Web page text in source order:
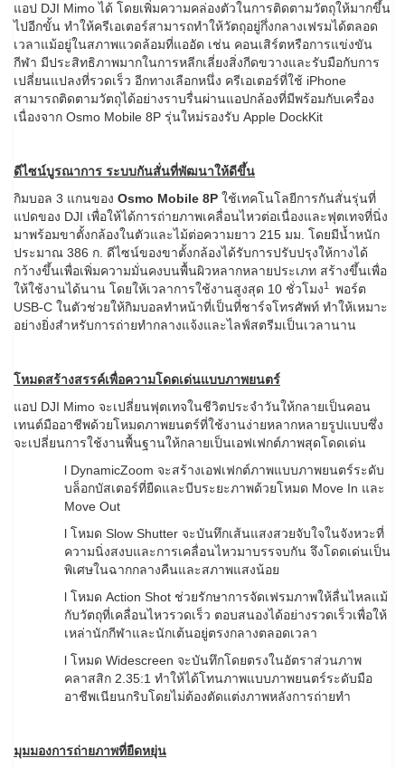
แอป DJI Mimo ได้ โดยเพิ่มความคล่องตัวในการติดตามวัตถุให้มากขึ้น
ไปอีกขั้น ทำให้ครีเอเตอร์สามารถทำให้วัตถุอยู่กึ่งกลางเฟรมได้ตลอด
เวลาแม้อยู่ในสภาพแวดล้อมที่แออัด เช่น คอนเสิร์ตหรือการแข่งขัน
กีฬา มีประสิทธิภาพมากในการหลีกเลี่ยงสิ่งกีดขวางและรับมือกับการ
เปลี่ยนแปลงที่รวดเร็ว อีกทางเลือกหนึ่ง ครีเอเตอร์ที่ใช้ iPhone
สามารถติดตามวัตถุได้อย่างราบรื่นผ่านแอปกล้องที่มีพร้อมกับเครื่อง
เนื่องจาก Osmo Mobile 8P รุ่นใหม่รองรับ Apple DockKit
ดีไซน์บูรณาการ ระบบกันสั่นที่พัฒนาให้ดีขึ้น
กิมบอล 3 แกนของ Osmo Mobile 8P ใช้เทคโนโลยีการกันสั่นรุ่นที่
แปดของ DJI เพื่อให้ได้การถ่ายภาพเคลื่อนไหวต่อเนื่องและฟุตเทจที่นิ่ง
มาพร้อมขาตั้งกล้องในตัวและไม้ต่อความยาว 215 มม. โดยมีน้ำหนัก
ประมาณ 386 ก. ดีไซน์ของขาตั้งกล้องได้รับการปรับปรุงให้กางได้
กว้างขึ้นเพื่อเพิ่มความมั่นคงบนพื้นผิวหลากหลายประเภท สร้างขึ้นเพื่อ
ให้ใช้งานได้นาน โดยให้เวลาการใช้งานสูงสุด 10 ชั่วโมง1
พอร์ต
USB-C ในตัวช่วยให้กิมบอลทำหน้าที่เป็นที่ชาร์จโทรศัพท์ ทำให้เหมาะ
อย่างยิ่งสำหรับการถ่ายทำกลางแจ้งและไลฟ์สตรีมเป็นเวลานาน
โหมดสร้างสรรค์เพื่อความโดดเด่นแบบภาพยนตร์
แอป DJI Mimo จะเปลี่ยนฟุตเทจในชีวิตประจำวันให้กลายเป็นคอน
เทนต์มืออาชีพด้วยโหมดภาพยนตร์ที่ใช้งานง่ายหลากหลายรูปแบบซึ่ง
จะเปลี่ยนการใช้งานพื้นฐานให้กลายเป็นเอฟเฟกต์ภาพสุดโดดเด่น
l DynamicZoom จะสร้างเอฟเฟกต์ภาพแบบภาพยนตร์ระดับ
บล็อกบัสเตอร์ที่ยืดและบีบระยะภาพด้วยโหมด Move In และ
Move Out
l โหมด Slow Shutter จะบันทึกเส้นแสงสวยจับใจในจังหวะที่
ความนิ่งสงบและการเคลื่อนไหวมาบรรจบกัน จึงโดดเด่นเป็น
พิเศษในฉากกลางคืนและสภาพแสงน้อย
l โหมด Action Shot ช่วยรักษาการจัดเฟรมภาพให้ลื่นไหลแม้
กับวัตถุที่เคลื่อนไหวรวดเร็ว ตอบสนองได้อย่างรวดเร็วเพื่อให้
เหล่านักกีฬาและนักเต้นอยู่ตรงกลางตลอดเวลา
l โหมด Widescreen จะบันทึกโดยตรงในอัตราส่วนภาพ
คลาสสิก 2.35:1 ทำให้ได้โทนภาพแบบภาพยนตร์ระดับมือ
อาชีพเนียนกริบโดยไม่ต้องตัดแต่งภาพหลังการถ่ายทำ
มุมมองการถ่ายภาพที่ยืดหยุ่น